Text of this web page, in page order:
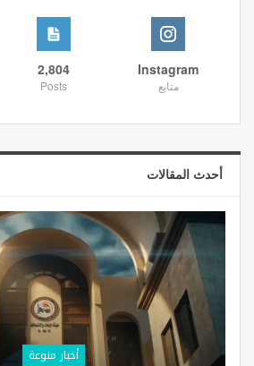
Instagram
متابع
2,804
Posts
أحدث المقالات
أخبار منوعة